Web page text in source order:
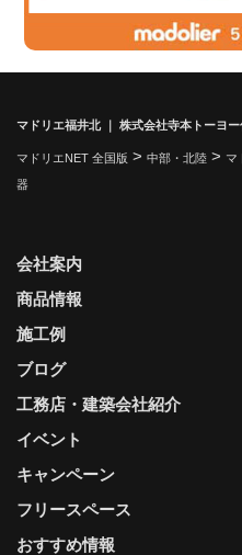
マドリエ福井北 ｜ 株式会社寺本トーヨー
マドリエNET 全国版 > 中部・北陸 > マ
器
会社案内
商品情報
施工例
ブログ
工務店・建築会社紹介
イベント
キャンペーン
フリースペース
おすすめ情報